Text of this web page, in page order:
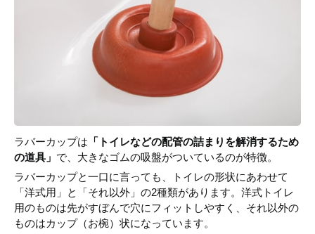
ラバーカップは 「トイレなどの配管の詰まりを解消するため
の道具」 で、大きなゴムの吸盤がついているのが特徴。
ラバーカップと一口に言っても、トイレの形状にあわせて
「洋式用」と「それ以外」の2種類があります。洋式トイレ
用のものは先がすぼんで穴にフィットしやすく、それ以外の
ものはカップ（お椀）状になっています。